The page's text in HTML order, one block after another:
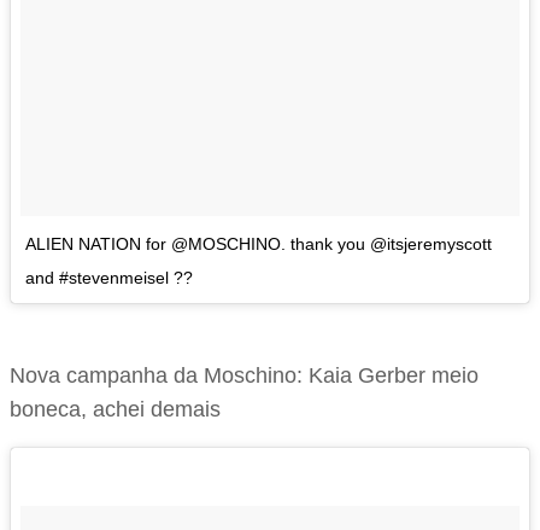
ALIEN NATION for @MOSCHINO. thank you @itsjeremyscott
and #stevenmeisel ??
Nova campanha da Moschino: Kaia Gerber meio
boneca, achei demais